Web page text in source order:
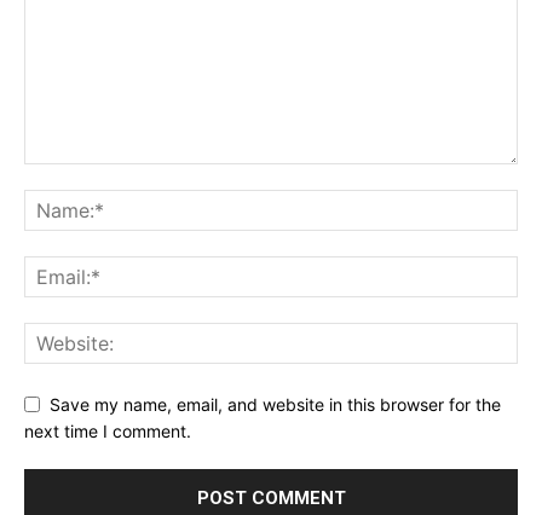
Save my name, email, and website in this browser for the
next time I comment.